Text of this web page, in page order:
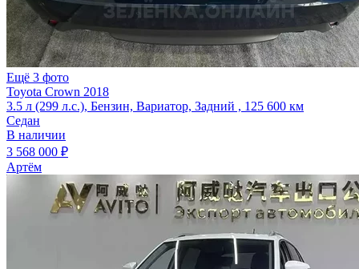
Ещё 3 фото
Toyota Crown 2018
3.5 л (299 л.с.), Бензин, Вариатор, Задний , 125 600 км
Седан
В наличии
3 568 000 ₽
Артём